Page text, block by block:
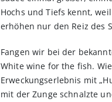
Hochs und Tiefs kennt,
erhöhen nur den Reiz des
Fangen wir bei der
White wine for the fish.
Erweckungserlebnis mit
mit der Zunge schnalzte